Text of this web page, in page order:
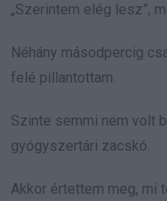
„Szerintem elég lesz”,
Néhány másodpercig
felé pillantottam.
Szinte semmi nem volt
gyógyszertári zacskó.
Akkor értettem meg, mi